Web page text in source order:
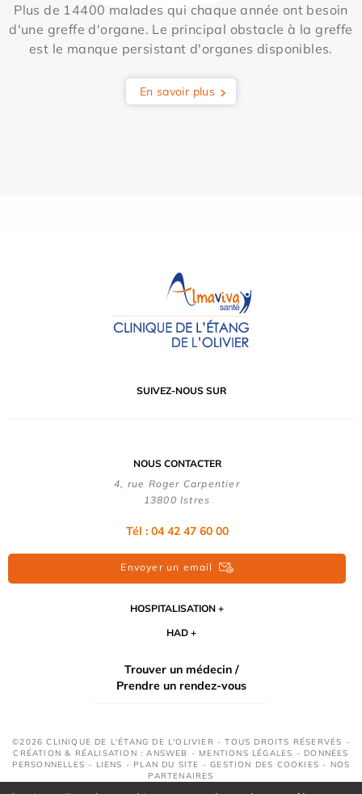
Plus de 14400 malades qui chaque année ont besoin
d'une greffe d'organe. Le principal obstacle à la greffe
est le manque persistant d'organes disponibles.
En savoir plus
SUIVEZ-NOUS SUR
NOUS CONTACTER
4, rue Roger Carpentier
13800 Istres
Tél : 04 42 47 60 00
Envoyer un email
HOSPITALISATION
HAD
Trouver un médecin /
Prendre un rendez-vous
©2026 CLINIQUE DE L'ÉTANG DE L'OLIVIER - TOUS DROITS RÉSERVÉS -
CRÉATION & RÉALISATION : ANSWEB - MENTIONS LÉGALES - DONNÉES
PERSONNELLES - LIENS - PLAN DU SITE -GESTION DES COOKIES - NOS
PARTENAIRES